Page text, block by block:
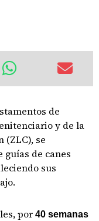
de
y de la
(ZLC), se
de canes
sus
por 40 semanas